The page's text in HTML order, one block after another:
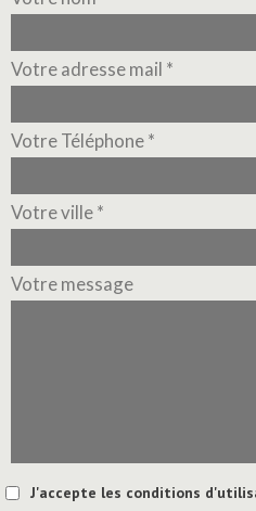
Votre adresse mail *
Votre Téléphone *
Votre ville *
Votre message
J'accepte les conditions